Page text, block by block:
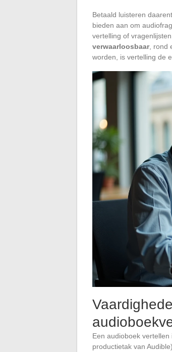
Betaald luisteren
bieden aan om
vertelling of
verwaarloosbaar, rond
worden, is vertelling de
Een audioboek
productietak van